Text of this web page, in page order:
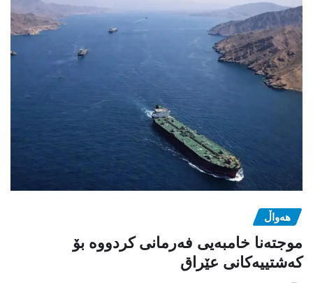
هەواڵ
موجتەنا خامبەیی فەرمانی کردووە بۆ
کەشتییەکانی عێراق